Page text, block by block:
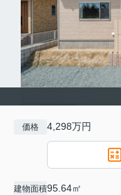
価格 4,298万円
建物面積95.64㎡